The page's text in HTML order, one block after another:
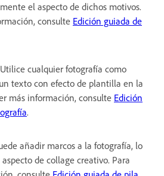
el aspecto de dichos motivos.
consulte Edición guiada de
Utilice cualquier fotografía como
texto con efecto de plantilla en la
más información, consulte Edición
.
añadir marcos a la fotografía, lo
de collage creativo. Para